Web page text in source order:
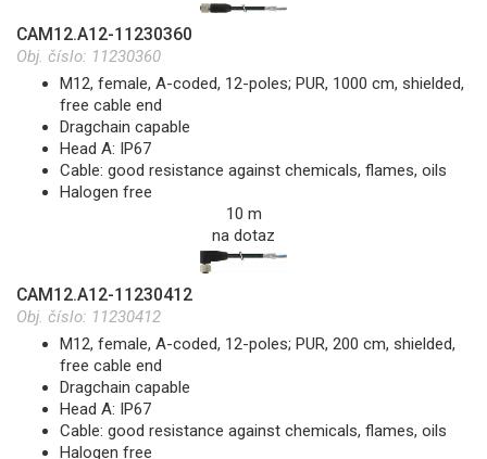
CAM12.A12-11230360
Obj. číslo: 11230360
M12, female, A-coded, 12-poles; PUR, 1000 cm, shielded,
free cable end
Dragchain capable
Head A: IP67
Cable: good resistance against chemicals, flames, oils
Halogen free
10 m
na dotaz
CAM12.A12-11230412
Obj. číslo: 11230412
M12, female, A-coded, 12-poles; PUR, 200 cm, shielded,
free cable end
Dragchain capable
Head A: IP67
Cable: good resistance against chemicals, flames, oils
Halogen free